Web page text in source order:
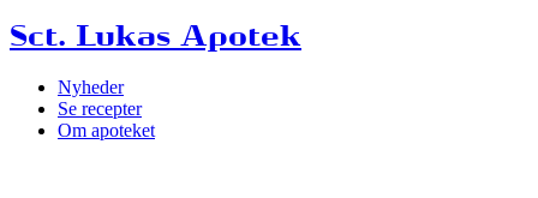
Sct. Lukas Apotek
Nyheder
Se recepter
Om apoteket